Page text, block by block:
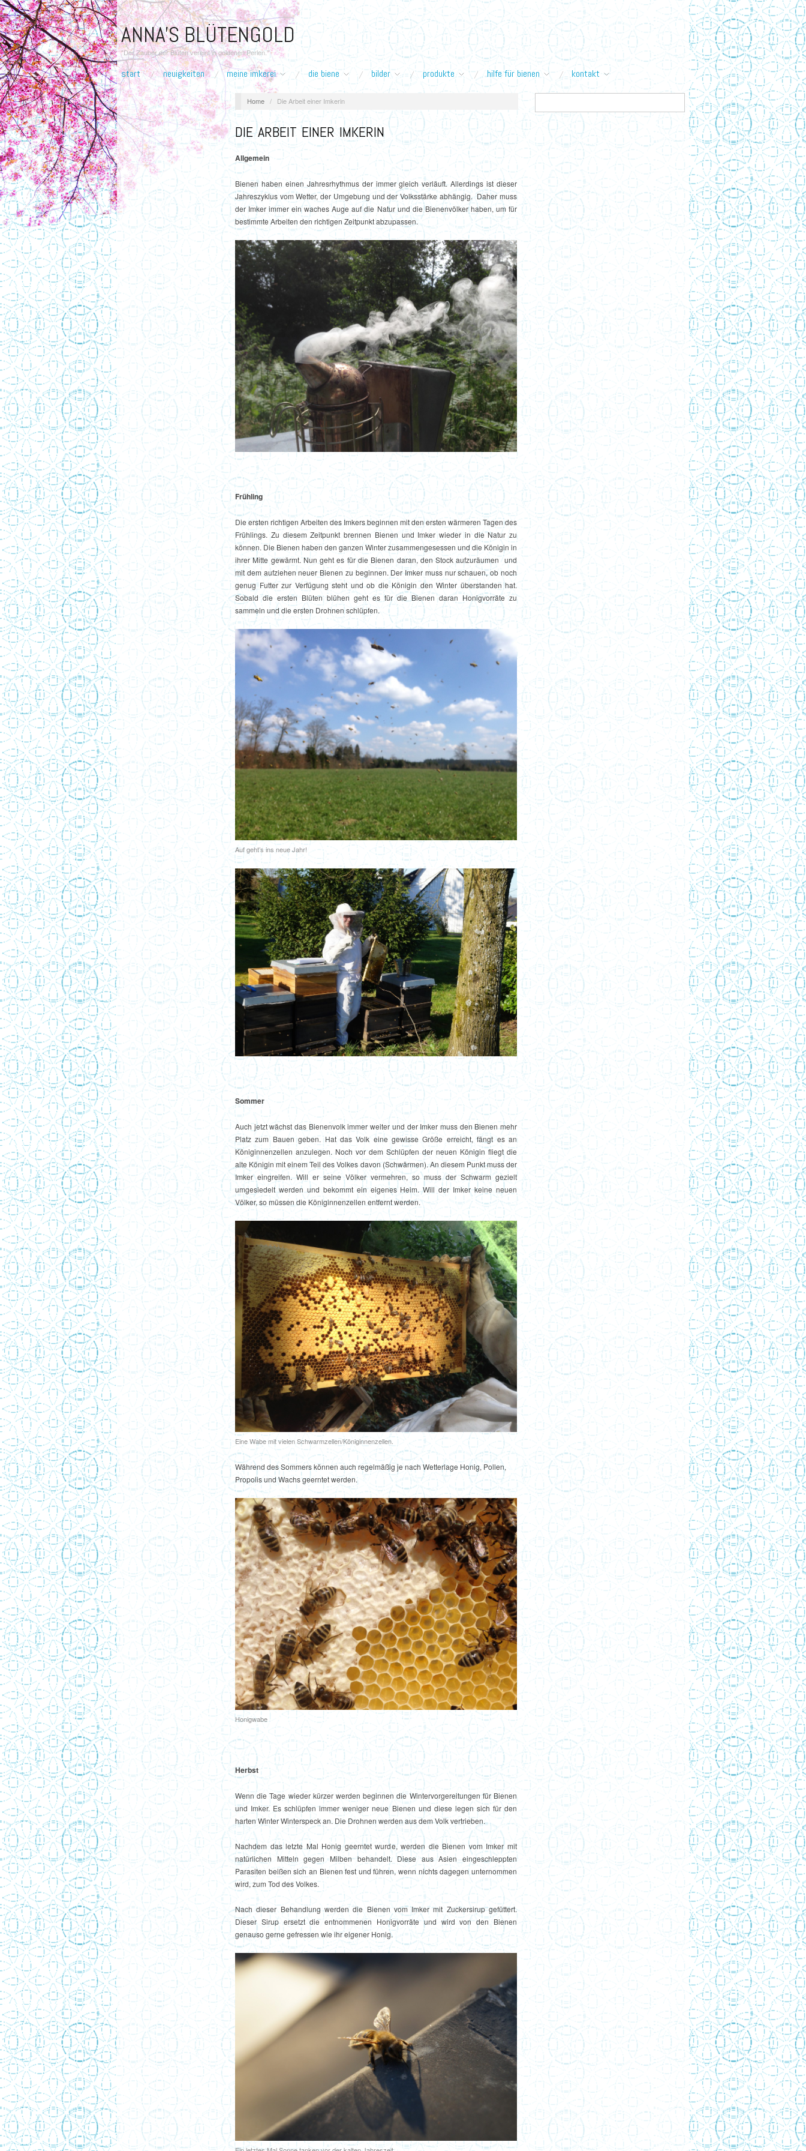
ANNA'S BLÜTENGOLD
"Der Zauber der Blüten vereint in goldenen Perlen."
start neuigkeiten meine imkerei die biene bilder produkte hilfe für bienen kontakt
Home / Die Arbeit einer Imkerin
DIE ARBEIT EINER IMKERIN
Allgemein
Bienen haben einen Jahresrhythmus der immer gleich verläuft. Allerdings ist dieser
Jahreszyklus vom Wetter, der Umgebung und der Volksstärke abhängig. Daher muss
der Imker immer ein waches Auge auf die Natur und die Bienenvölker haben, um für
bestimmte Arbeiten den richtigen Zeitpunkt abzupassen.
Frühling
Die ersten richtigen Arbeiten des Imkers beginnen mit den ersten wärmeren Tagen des
Frühlings. Zu diesem Zeitpunkt brennen Bienen und Imker wieder in die Natur zu
können. Die Bienen haben den ganzen Winter zusammengesessen und die Königin in
ihrer Mitte gewärmt. Nun geht es für die Bienen daran, den Stock aufzuräumen und
mit dem aufziehen neuer Bienen zu beginnen. Der Imker muss nur schauen, ob noch
genug Futter zur Verfügung steht und ob die Königin den Winter überstanden hat.
Sobald die ersten Blüten blühen geht es für die Bienen daran Honigvorräte zu
sammeln und die ersten Drohnen schlüpfen.
Auf geht’s ins neue Jahr!
Sommer
Auch jetzt wächst das Bienenvolk immer weiter und der Imker muss den Bienen mehr
Platz zum Bauen geben. Hat das Volk eine gewisse Größe erreicht, fängt es an
Königinnenzellen anzulegen. Noch vor dem Schlüpfen der neuen Königin fliegt die
alte Königin mit einem Teil des Volkes davon (Schwärmen). An diesem Punkt muss der
Imker eingreifen. Will er seine Völker vermehren, so muss der Schwarm gezielt
umgesiedelt werden und bekommt ein eigenes Heim. Will der Imker keine neuen
Völker, so müssen die Königinnenzellen entfernt werden.
Eine Wabe mit vielen Schwarmzellen/Königinnenzellen.
Während des Sommers können auch regelmäßig je nach Wetterlage Honig, Pollen,
Propolis und Wachs geerntet werden.
Honigwabe
Herbst
Wenn die Tage wieder kürzer werden beginnen die Wintervorgereitungen für Bienen
und Imker. Es schlüpfen immer weniger neue Bienen und diese legen sich für den
harten Winter Winterspeck an. Die Drohnen werden aus dem Volk vertrieben.
Nachdem das letzte Mal Honig geerntet wurde, werden die Bienen vom Imker mit
natürlichen Mitteln gegen Milben behandelt. Diese aus Asien eingeschleppten
Parasiten beißen sich an Bienen fest und führen, wenn nichts dagegen unternommen
wird, zum Tod des Volkes.
Nach dieser Behandlung werden die Bienen vom Imker mit Zuckersirup gefüttert.
Dieser Sirup ersetzt die entnommenen Honigvorräte und wird von den Bienen
genauso gerne gefressen wie ihr eigener Honig.